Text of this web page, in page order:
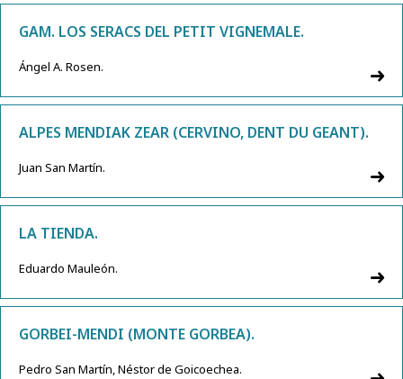
GAM. LOS SERACS DEL PETIT VIGNEMALE.
Ángel A. Rosen.
ALPES MENDIAK ZEAR (CERVINO, DENT DU GEANT).
Juan San Martín.
LA TIENDA.
Eduardo Mauleón.
GORBEI-MENDI (MONTE GORBEA).
Pedro San Martín, Néstor de Goicoechea.